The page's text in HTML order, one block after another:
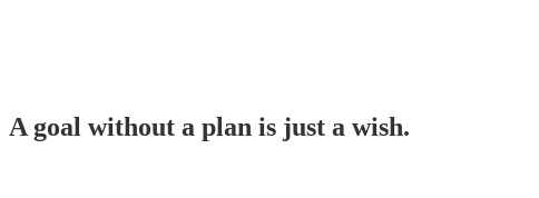
A goal without a plan is just a wish.